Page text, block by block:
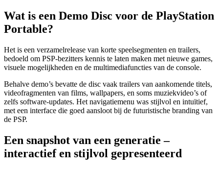
Wat is een Demo Disc voor de PlayStation
Portable?
Het is een verzamelrelease van korte speelsegmenten en trailers,
bedoeld om PSP-bezitters kennis te laten maken met nieuwe games,
visuele mogelijkheden en de multimediafuncties van de console.
Behalve demo’s bevatte de disc vaak trailers van aankomende titels,
videofragmenten van films, wallpapers, en soms muziekvideo’s of
zelfs software-updates. Het navigatiemenu was stijlvol en intuïtief,
met een interface die goed aansloot bij de futuristische branding van
de PSP.
Een snapshot van een generatie –
interactief en stijlvol gepresenteerd